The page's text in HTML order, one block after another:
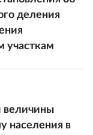
деления
участкам
величины
населения в